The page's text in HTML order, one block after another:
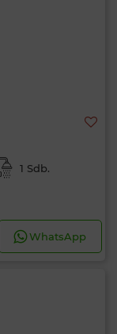
1 Sdb.
WhatsApp